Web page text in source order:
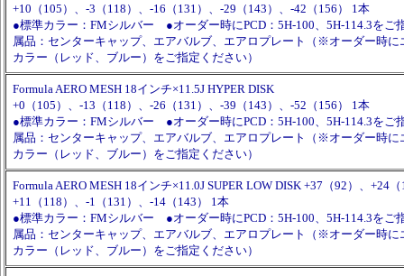
+10（105）、-3（118）、-16（131）、-29（143）、-42（156） 1本
●標準カラー：FMシルバー ●オーダー時にPCD：5H-100、5H-114.3を
属品：センターキャップ、エアバルブ、エアロプレート（※オーダー時に
カラー（レッド、ブルー）をご指定ください）
Formula AERO MESH 18インチ×11.5J HYPER DISK
+0（105）、-13（118）、-26（131）、-39（143）、-52（156） 1本
●標準カラー：FMシルバー ●オーダー時にPCD：5H-100、5H-114.3を
属品：センターキャップ、エアバルブ、エアロプレート（※オーダー時に
カラー（レッド、ブルー）をご指定ください）
Formula AERO MESH 18インチ×11.0J SUPER LOW DISK +37（92）、+24
+11（118）、-1（131）、-14（143） 1本
●標準カラー：FMシルバー ●オーダー時にPCD：5H-100、5H-114.3を
属品：センターキャップ、エアバルブ、エアロプレート（※オーダー時に
カラー（レッド、ブルー）をご指定ください）